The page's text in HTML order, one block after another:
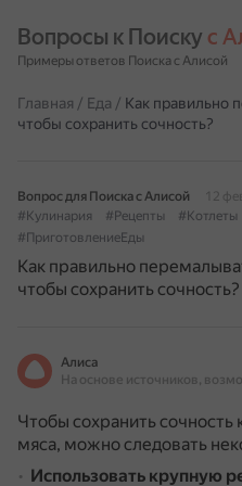
Вопросы к Поиску с
Примеры ответов Поиска с Алисой
Главная / Еда / Как правильно
чтобы сохранить сочность?
Вопрос для Поиска с Алисой
12
#Кулинария
#Рецепты #Котлеты
#ПриготовлениеЕды
Как правильно
чтобы сохранить сочность?
Алиса
Чтобы сохранить
мяса, можно следовать
Использовать крупную